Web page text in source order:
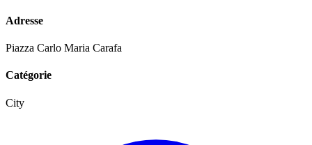
Adresse
Piazza Carlo Maria Carafa
Catégorie
City